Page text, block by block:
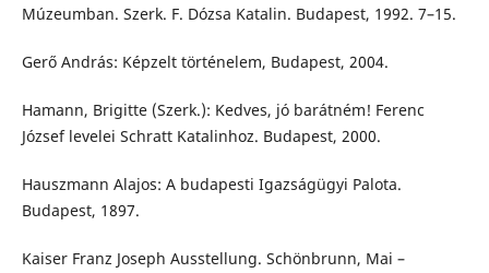
Múzeumban. Szerk. F. Dózsa Katalin. Budapest, 1992. 7–15.
Gerő András: Képzelt történelem, Budapest, 2004.
Hamann, Brigitte (Szerk.): Kedves, jó barátném! Ferenc
József levelei Schratt Katalinhoz. Budapest, 2000.
Hauszmann Alajos: A budapesti Igazságügyi Palota.
Budapest, 1897.
Kaiser Franz Joseph Ausstellung. Schönbrunn, Mai –